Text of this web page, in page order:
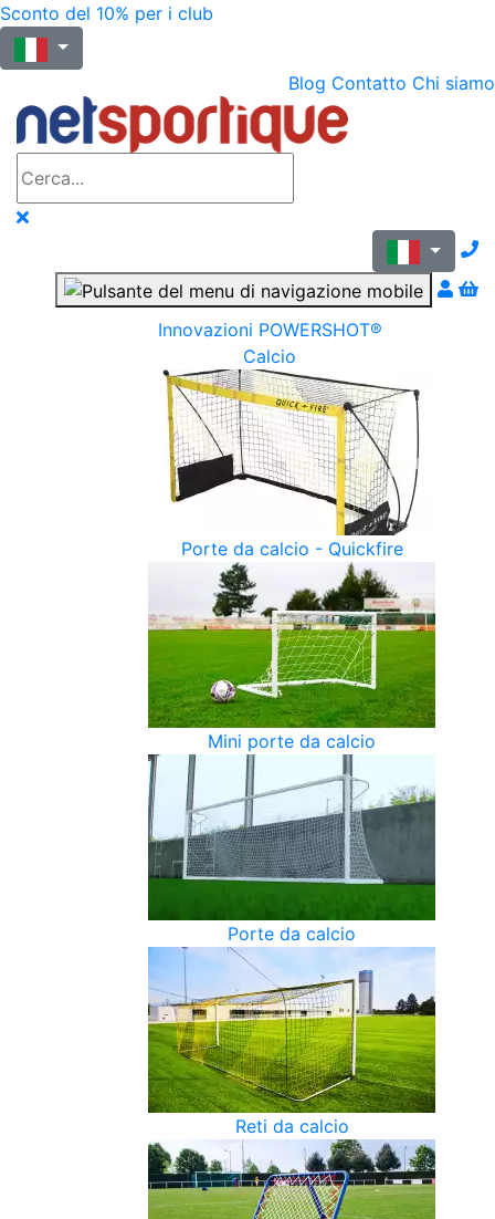
Sconto del 10% per i club
Blog Contatto Chi siamo
Innovazioni POWERSHOT®
Calcio
Porte da calcio - Quickfire
Mini porte da calcio
Porte da calcio
Reti da calcio